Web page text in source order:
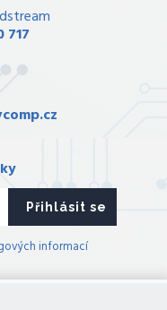
717
Přihlásit se
informací